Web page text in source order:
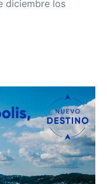
diciembre los